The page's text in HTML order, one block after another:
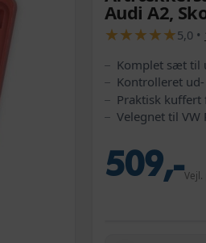
Audi A2,
★
★★
★★
★★
★★
★5,0 •
Komplet sæt til
Kontrolleret
Praktisk
Velegnet til VW
509,-Vejl.